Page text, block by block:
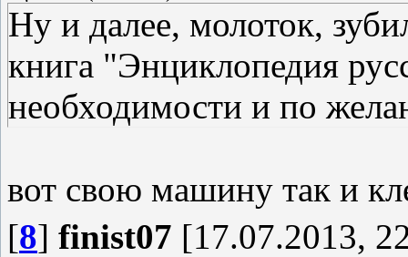
Ну и далее, молоток,
книга "Энциклопедия
необходимости и по
вот свою машину так и
[8] finist07 [17.07.2013,